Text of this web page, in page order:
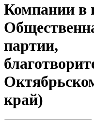
Компании в
партии,
край)